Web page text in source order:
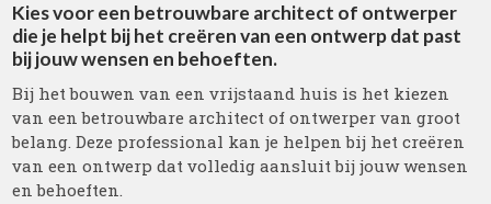
Kies voor een betrouwbare architect of ontwerper
die je helpt bij het creëren van een ontwerp dat past
bij jouw wensen en behoeften.
Bij het bouwen van een vrijstaand huis is het kiezen
van een betrouwbare architect of ontwerper van groot
belang. Deze professional kan je helpen bij het creëren
van een ontwerp dat volledig aansluit bij jouw wensen
en behoeften.